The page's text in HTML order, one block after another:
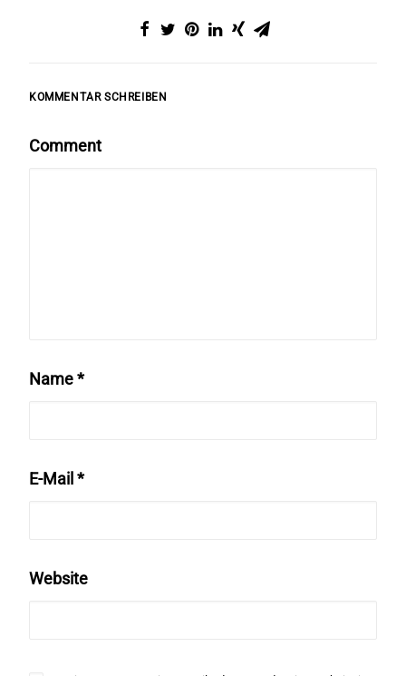
KOMMENTAR SCHREIBEN
Comment
Name*
E-Mail *
Website